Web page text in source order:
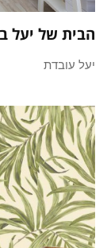
הבית של יעל
יעל עובדת